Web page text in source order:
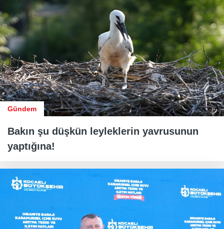
Gündem
Bakın şu düşkün leyleklerin yavrusunun
yaptığına!